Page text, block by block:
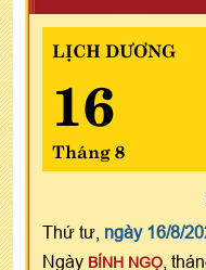
LỊCH DƯƠNG
16
Tháng 8
Thứ tư, ngày 16/8/
Ngày BÍNH NGỌ ,